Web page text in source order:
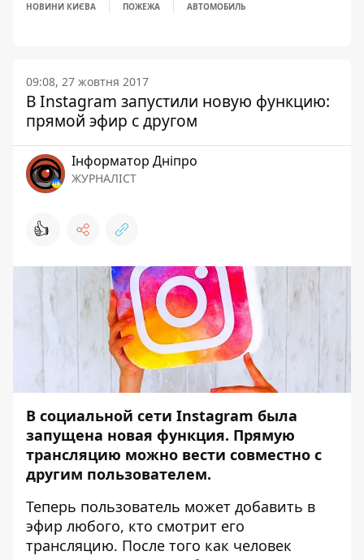
НОВИНИ КИЄВА ПОЖЕЖА АВТОМОБИЛЬ
09:08, 27 жовтня 2017
В Instagram запустили новую функцию:
прямой эфир с другом
Інформатор Дніпро
ЖУРНАЛІСТ
👍
В социальной сети Instagram была
запущена новая функция. Прямую
трансляцию можно вести совместно с
другим пользователем.
Теперь пользователь может добавить в
эфир любого, кто смотрит его
трансляцию. После того как человек